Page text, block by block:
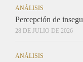
ANÁLISIS
Percepción de
28 DE JULIO DE 2026
ANÁLISIS